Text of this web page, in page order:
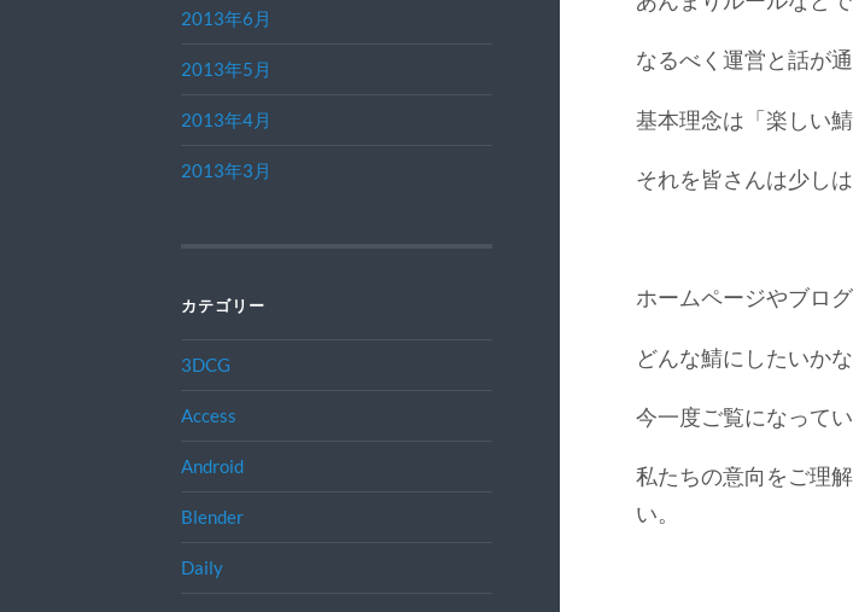
2013年6月
2013年5月
2013年4月
2013年3月
カテゴリー
3DCG
Access
Android
Blender
Daily
なるべく運営と話が
基本理念は「楽しい
それを皆さんは少し
ホームページやブロ
どんな鯖にしたいか
今一度ご覧になって
私たちの意向をご理
い。